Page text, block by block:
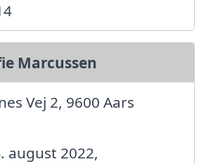
Marcussen
Vej 2, 9600 Aars
august 2022,